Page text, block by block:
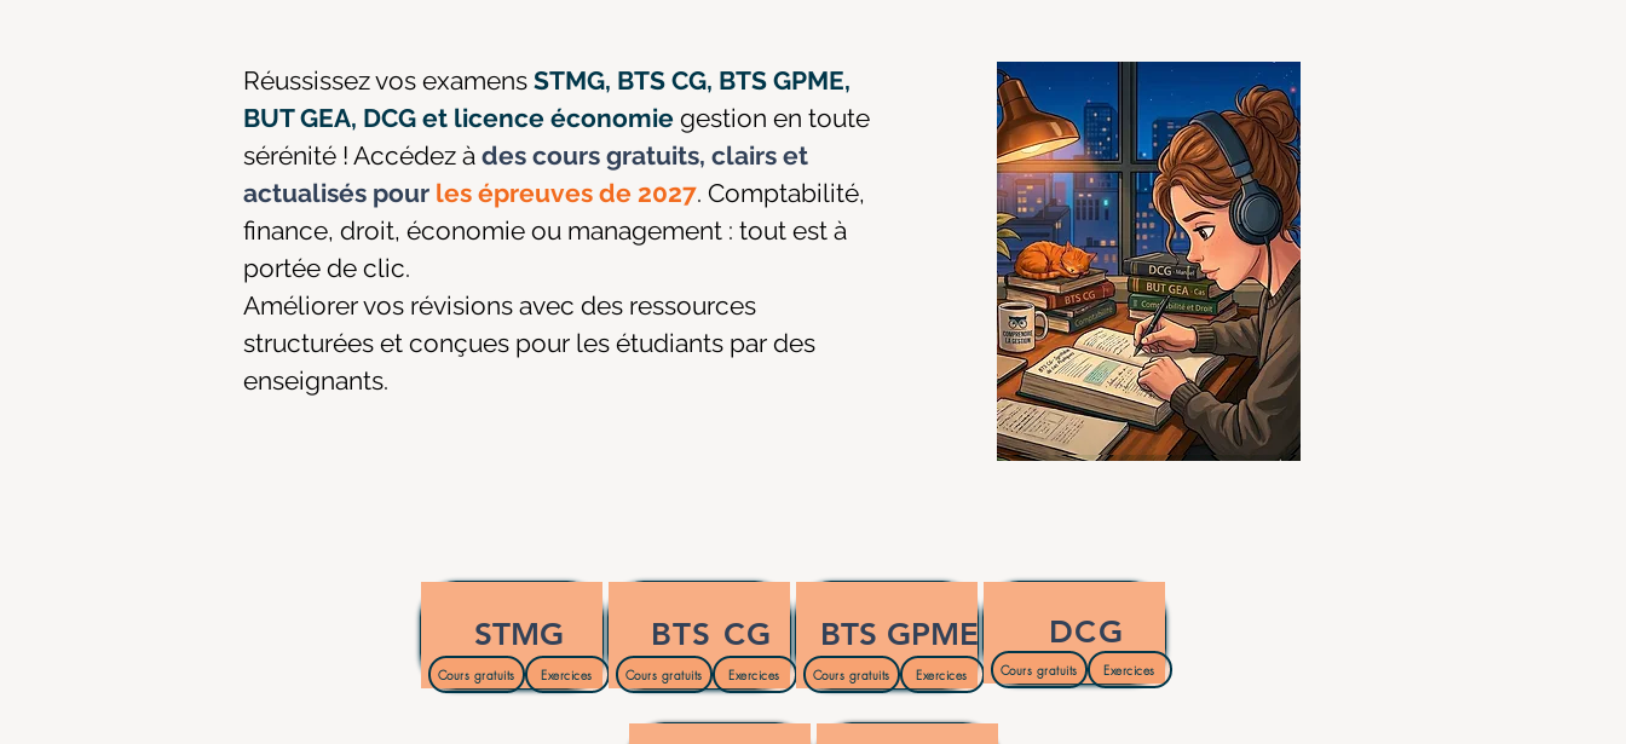
Réussissez vos examens STMG, BTS CG, BTS GPME,
BUT GEA, DCG et licence économie gestion en toute
sérénité ! Accédez à des cours gratuits, clairs et
actualisés pour les épreuves de 2027. Comptabilité,
finance, droit, économie ou management : tout est à
portée de clic.
Améliorer vos révisions avec des ressources
structurées et conçues pour les étudiants par des
enseignants.
STMG
Cours gratuits Exercices
BTS CG
Cours gratuits Exercices
BTS GPME
Cours gratuits Exercices
DCG
Cours gratuits Exercices